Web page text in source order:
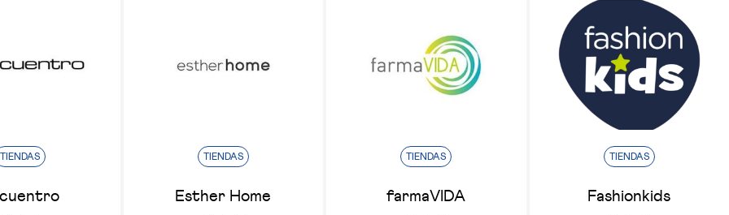
TIENDAS TIENDAS
Esther Home
TIENDAS
farmaVIDA
TIENDAS
Fashionkids